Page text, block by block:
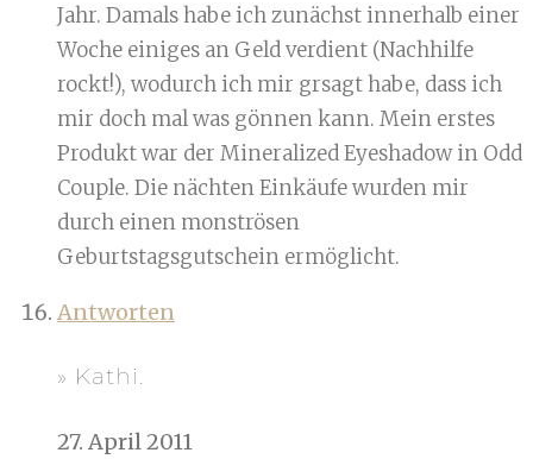
Jahr. Damals habe ich zunächst innerhalb einer
Woche einiges an Geld verdient (Nachhilfe
rockt!), wodurch ich mir grsagt habe, dass ich
mir doch mal was gönnen kann. Mein erstes
Produkt war der Mineralized Eyeshadow in Odd
Couple. Die nächten Einkäufe wurden mir
durch einen monströsen
Geburtstagsgutschein ermöglicht.
Antworten
» Kathi.
27. April 2011